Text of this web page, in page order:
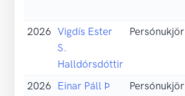
2026 Vigdís Ester
S.
Halldórsdóttir
Persónukjör
2026 Einar Páll Þ
Persónukjör